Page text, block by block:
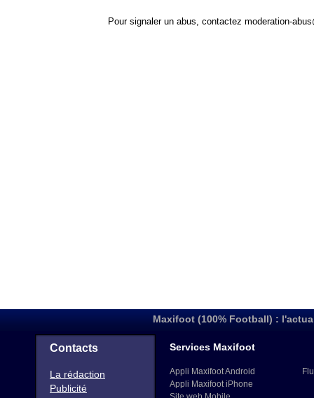
Pour signaler un abus, contactez moderation-
Maxifoot (100% Football) :
Contacts
La rédaction
Publicité
Services Maxifoot
Appli Maxifoot Android
Appli Maxifoot iPhone